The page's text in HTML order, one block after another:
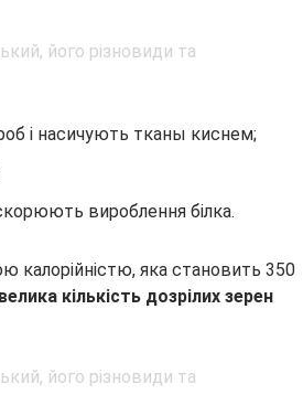
і насичують тканы киснем;
вироблення білка.
калорійністю, яка становить 350
кількість дозрілих зерен